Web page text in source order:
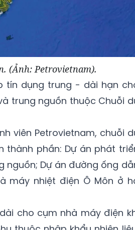
(Ảnh: Petrovietnam).
tín dụng trung - dài hạn
trung nguồn thuộc Chuỗi
viên Petrovietnam, chuỗi
thành phần: Dự án phát
nguồn; Dự án đường ống
máy nhiệt điện Ô Môn ở
cho cụm nhà máy điện